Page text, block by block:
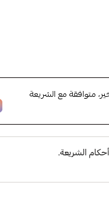
متوافقة مع الشريعة